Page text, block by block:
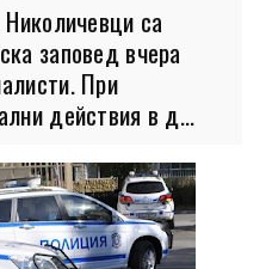
са
заповед вчера
При
действия в д...